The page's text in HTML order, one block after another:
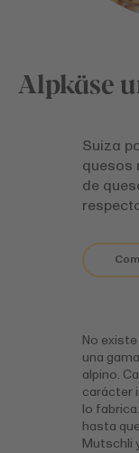
Alpkäse
Suiza
quesos
de
No
una
alpino.
carácter
lo
hasta
Mutschli